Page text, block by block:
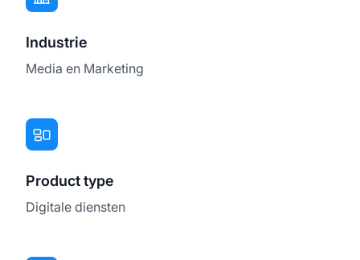
Industrie
Media en Marketing
Product type
Digitale diensten